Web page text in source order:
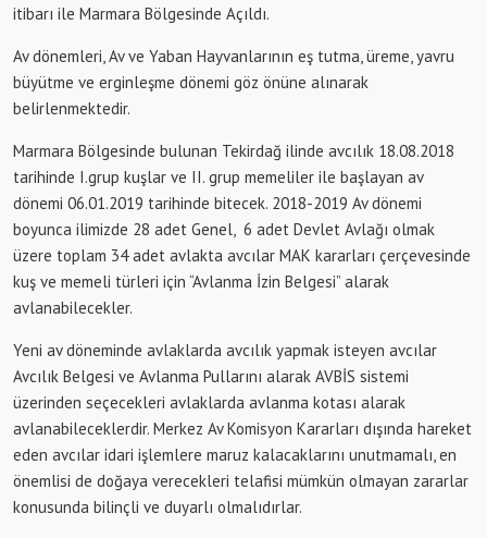
itibarı ile Marmara Bölgesinde Açıldı.
Av dönemleri, Av ve Yaban Hayvanlarının eş tutma, üreme, yavru
büyütme ve erginleşme dönemi göz önüne alınarak
belirlenmektedir.
Marmara Bölgesinde bulunan Tekirdağ ilinde avcılık 18.08.2018
tarihinde I.grup kuşlar ve II. grup memeliler ile başlayan av
dönemi 06.01.2019 tarihinde bitecek. 2018-2019 Av dönemi
boyunca ilimizde 28 adet Genel, 6 adet Devlet Avlağı olmak
üzere toplam 34 adet avlakta avcılar MAK kararları çerçevesinde
kuş ve memeli türleri için “Avlanma İzin Belgesi” alarak
avlanabilecekler.
Yeni av döneminde avlaklarda avcılık yapmak isteyen avcılar
Avcılık Belgesi ve Avlanma Pullarını alarak AVBİS sistemi
üzerinden seçecekleri avlaklarda avlanma kotası alarak
avlanabileceklerdir. Merkez Av Komisyon Kararları dışında hareket
eden avcılar idari işlemlere maruz kalacaklarını unutmamalı, en
önemlisi de doğaya verecekleri telafisi mümkün olmayan zararlar
konusunda bilinçli ve duyarlı olmalıdırlar.